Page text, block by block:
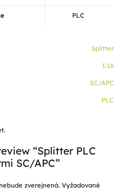
PLC
Splitter
1:16
SC/APC
PLC
“Splitter PLC
SC/APC”
zverejnená. Vyžadované